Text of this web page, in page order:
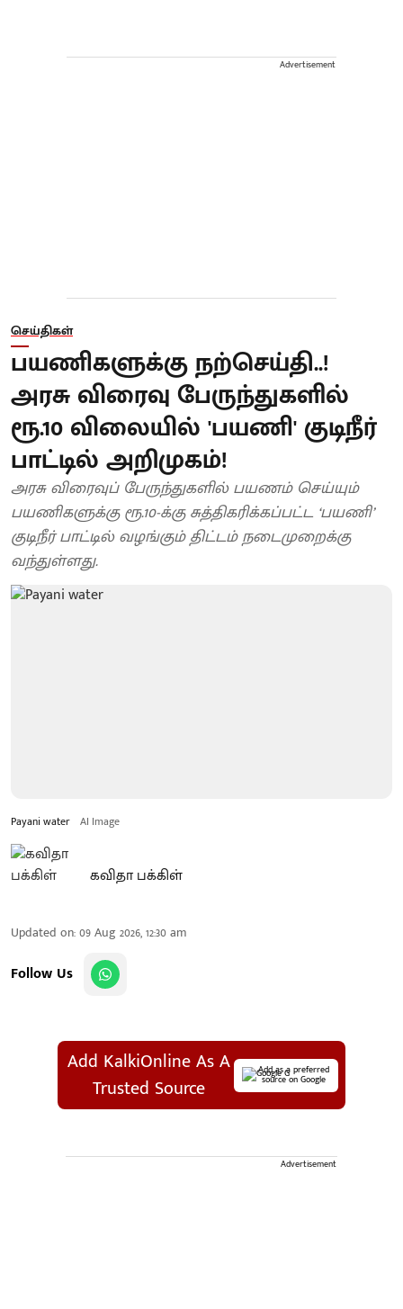
Advertisement
செய்திகள்
பயணிகளுக்கு நற்செய்தி..!
அரசு விரைவு பேருந்துகளில்
ரூ.10 விலையில் 'பயணி' குடிநீர்
பாட்டில் அறிமுகம்!
அரசு விரைவுப் பேருந்துகளில் பயணம் செய்யும்
பயணிகளுக்கு ரூ.10-க்கு சுத்திகரிக்கப்பட்ட ‘பயணி’
குடிநீர் பாட்டில் வழங்கும் திட்டம் நடைமுறைக்கு
வந்துள்ளது.
Payani water AI Image
கவிதா பக்கிள்
Updated on:09 Aug 2026, 12:30 am
Follow Us
Add KalkiOnline As A
Trusted Source
Add as a preferred
source on Google
Advertisement